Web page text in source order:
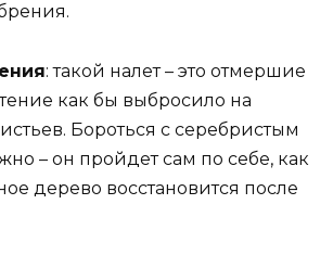
: такой налет – это отмершие
как бы выбросило на
Бороться с серебристым
– он пройдет сам по себе, как
дерево восстановится после